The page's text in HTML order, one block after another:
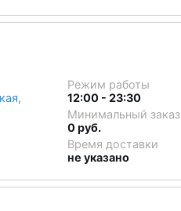
,
Режим работы
12:00 - 23:30
Минимальный заказ
0 руб.
Время доставки
не указано